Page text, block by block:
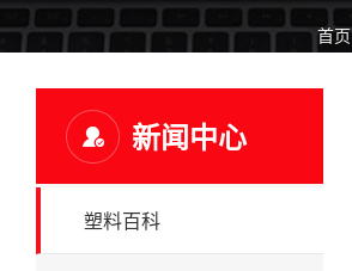
首页
新闻中心
塑料百科